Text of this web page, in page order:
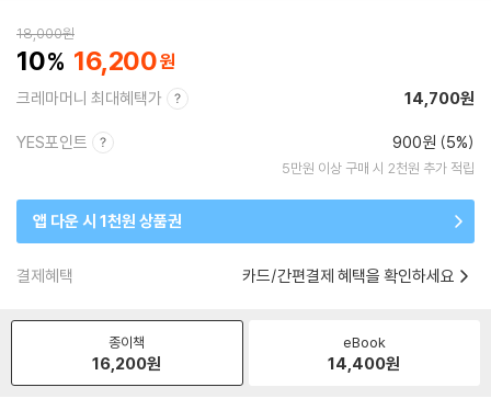
18,000원
10 16,200
크레마머니 최대혜택가 14,700원
YES포인트 900원 (5%)
5만원 이상 구매 시 2천원 추가 적립
앱 다운 시 1천원 상품권
결제혜택 카드/간편결제 혜택을 확인하세요
종이책
16,200원
eBook
14,400원